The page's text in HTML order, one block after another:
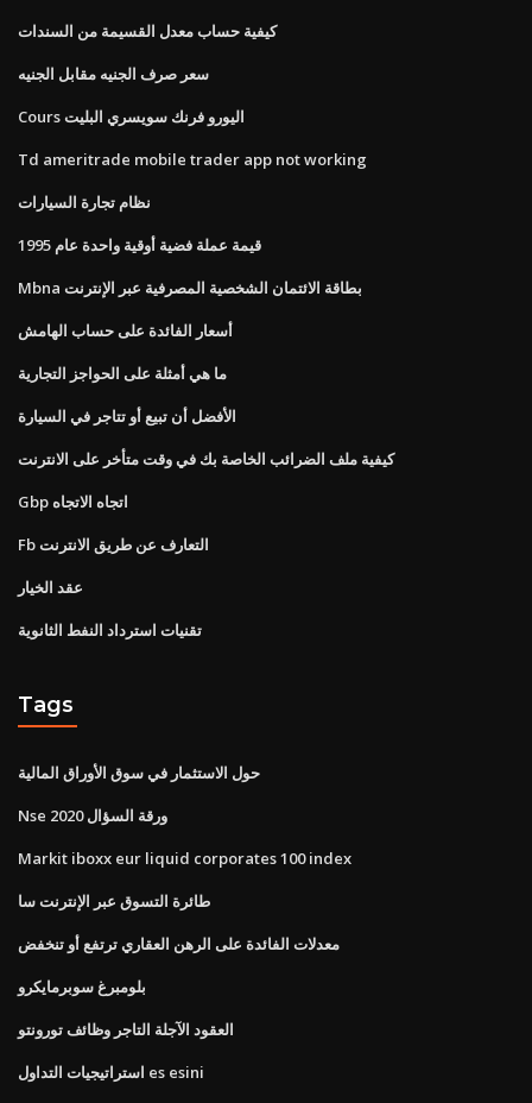
كيفية حساب معدل القسيمة من السندات
سعر صرف الجنيه مقابل الجنيه
Cours اليورو فرنك سويسري البليت
Td ameritrade mobile trader app not working
نظام تجارة السيارات
قيمة عملة فضية أوقية واحدة عام 1995
Mbna بطاقة الائتمان الشخصية المصرفية عبر الإنترنت
أسعار الفائدة على حساب الهامش
ما هي أمثلة على الحواجز التجارية
الأفضل أن تبيع أو تتاجر في السيارة
كيفية ملف الضرائب الخاصة بك في وقت متأخر على الانترنت
Gbp اتجاه الاتجاه
Fb التعارف عن طريق الانترنت
عقد الخيار
تقنيات استرداد النفط الثانوية
Tags
حول الاستثمار في سوق الأوراق المالية
Nse 2020 ورقة السؤال
Markit iboxx eur liquid corporates 100 index
طائرة التسوق عبر الإنترنت سا
معدلات الفائدة على الرهن العقاري ترتفع أو تنخفض
بلومبرغ سوبرمايكرو
العقود الآجلة التاجر وظائف تورونتو
استراتيجيات التداول es esini